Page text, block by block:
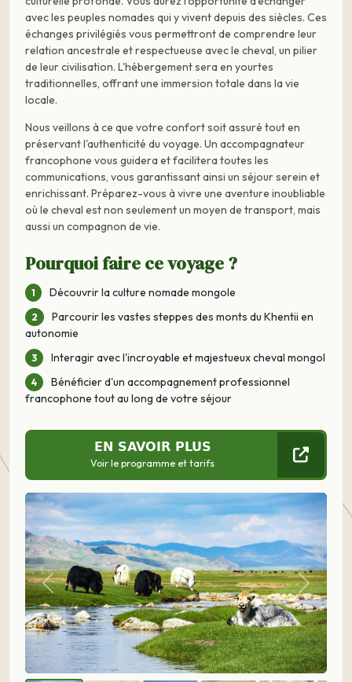
avec les peuples nomades qui y vivent depuis des siècles. Ces
échanges privilégiés vous permettront de comprendre leur
relation ancestrale et respectueuse avec le cheval, un pilier
de leur civilisation. L'hébergement sera en yourtes
traditionnelles, offrant une immersion totale dans la vie
locale.
Nous veillons à ce que votre confort soit assuré tout en
préservant l'authenticité du voyage. Un accompagnateur
francophone vous guidera et facilitera toutes les
communications, vous garantissant ainsi un séjour serein et
enrichissant. Préparez-vous à vivre une aventure inoubliable
où le cheval est non seulement un moyen de transport, mais
aussi un compagnon de vie.
Pourquoi faire ce voyage ?
Découvrir la culture nomade mongole
Parcourir les vastes steppes des monts du Khentii en
autonomie
Interagir avec l'incroyable et majestueux cheval mongol
Bénéficier d'un accompagnement professionnel
francophone tout au long de votre séjour
EN SAVOIR PLUS
Voir le programme et tarifs
Précédent Suivant